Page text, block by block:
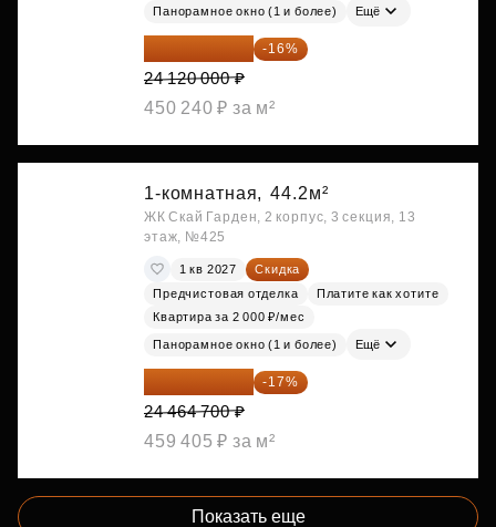
Панорамное окно (1 и более) Ещё
20 260 800 ₽ -16%
24 120 000 ₽
450 240 ₽ за м²
1-комнатная, 44.2м²
ЖК Скай Гарден, 2 корпус, 3 секция, 13
этаж, №425
1 кв 2027
Скидка
Предчистовая отделка
Платите как хотите
Квартира за 2 000 ₽/мес
Панорамное окно (1 и более) Ещё
20 305 701 ₽ -17%
24 464 700 ₽
459 405 ₽ за м²
Показать еще